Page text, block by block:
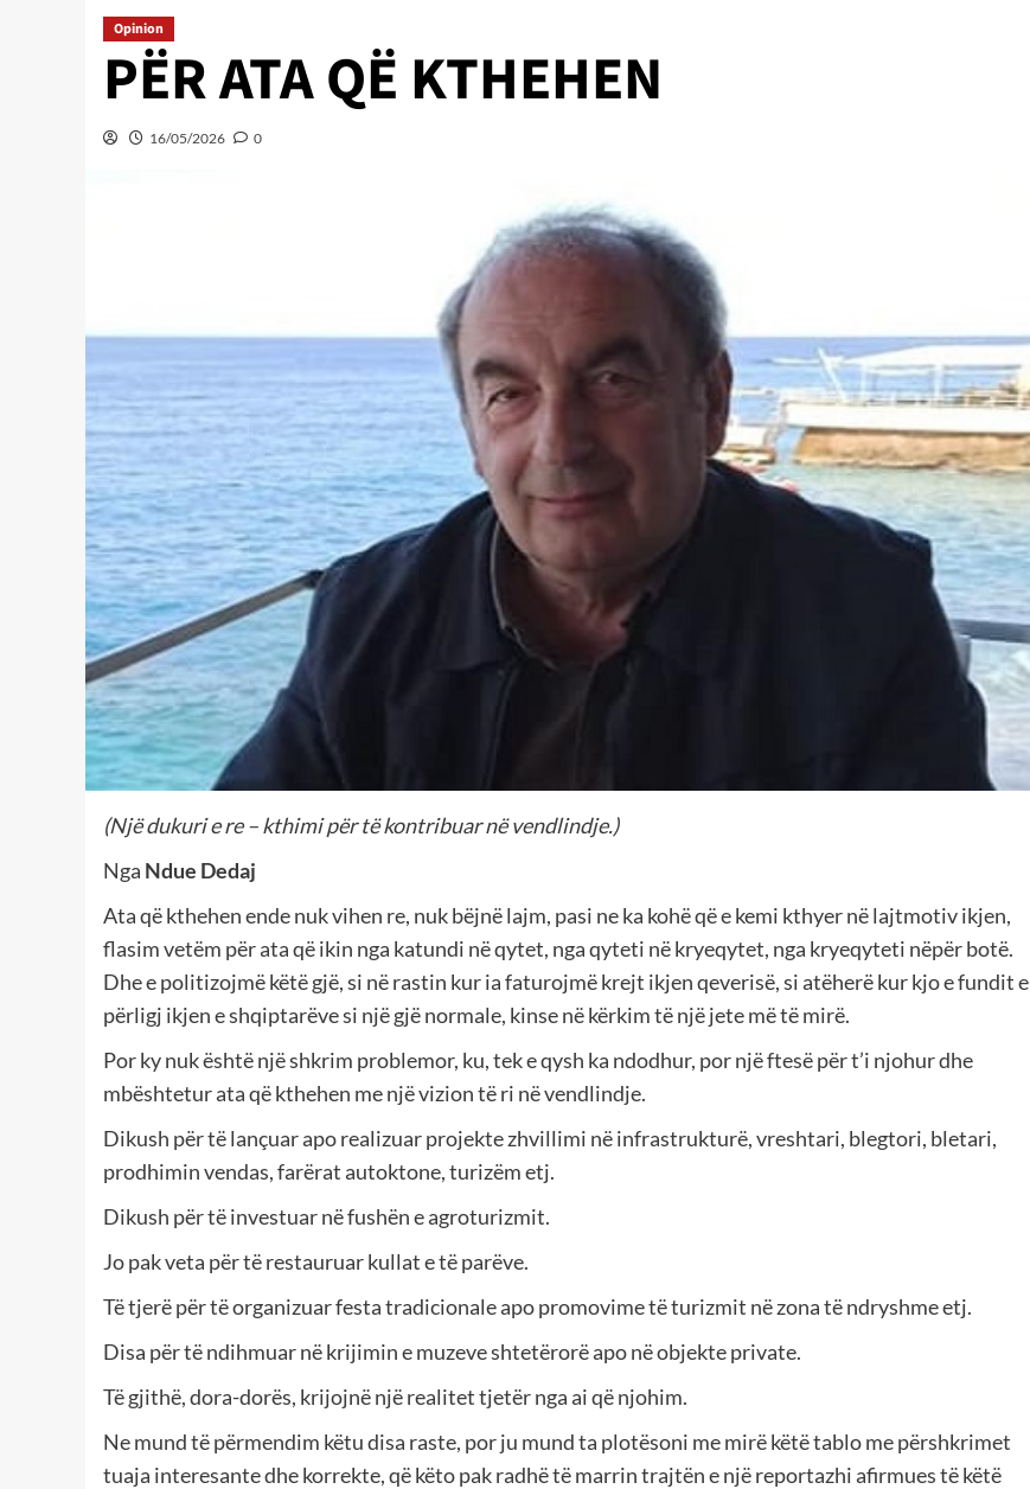
Opinion
PËR ATA QË KTHEHEN
16/05/2026 0
(Një dukuri e re – kthimi për të kontribuar në vendlindje.)
Nga Ndue Dedaj
Ata që kthehen ende nuk vihen re, nuk bëjnë lajm, pasi ne ka kohë që e kemi kthyer në lajtmotiv ikjen,
flasim vetëm për ata që ikin nga katundi në qytet, nga qyteti në kryeqytet, nga kryeqyteti nëpër botë.
Dhe e politizojmë këtë gjë, si në rastin kur ia faturojmë krejt ikjen qeverisë, si atëherë kur kjo e fundit e
përligj ikjen e shqiptarëve si një gjë normale, kinse në kërkim të një jete më të mirë.
Por ky nuk është një shkrim problemor, ku, tek e qysh ka ndodhur, por një ftesë për t’i njohur dhe
mbështetur ata që kthehen me një vizion të ri në vendlindje.
Dikush për të lançuar apo realizuar projekte zhvillimi në infrastrukturë, vreshtari, blegtori, bletari,
prodhimin vendas, farërat autoktone, turizëm etj.
Dikush për të investuar në fushën e agroturizmit.
Jo pak veta për të restauruar kullat e të parëve.
Të tjerë për të organizuar festa tradicionale apo promovime të turizmit në zona të ndryshme etj.
Disa për të ndihmuar në krijimin e muzeve shtetërorë apo në objekte private.
Të gjithë, dora-dorës, krijojnë një realitet tjetër nga ai që njohim.
Ne mund të përmendim këtu disa raste, por ju mund ta plotësoni me mirë këtë tablo me përshkrimet
tuaja interesante dhe korrekte, që këto pak radhë të marrin trajtën e një reportazhi afirmues të këtë